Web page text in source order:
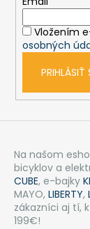
Vložením
osobných
PRIHLÁSIŤ
Na našom
bicyklov a
CUBE, e-bajky
MAYO, LIBERTY,
zákazníci aj tí,
199€!